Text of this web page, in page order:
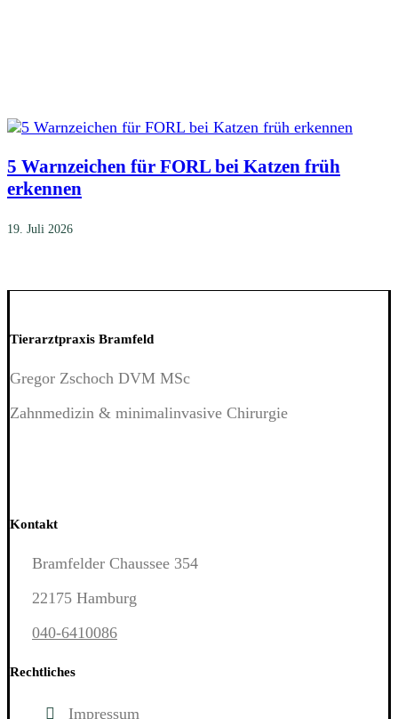
5 Warnzeichen für FORL bei Katzen früh
erkennen
19. Juli 2026
Tierarztpraxis Bramfeld
Gregor Zschoch DVM MSc
Zahnmedizin & minimalinvasive Chirurgie
Kontakt
Bramfelder Chaussee 354
22175 Hamburg
040-6410086
Rechtliches
Impressum